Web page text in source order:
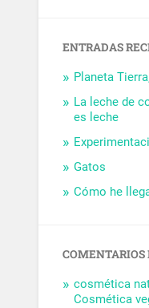
ENTRADAS
Planeta
La leche de
es leche
Gatos
Cómo he
COMENTARIOS
cosmética
Cosmética